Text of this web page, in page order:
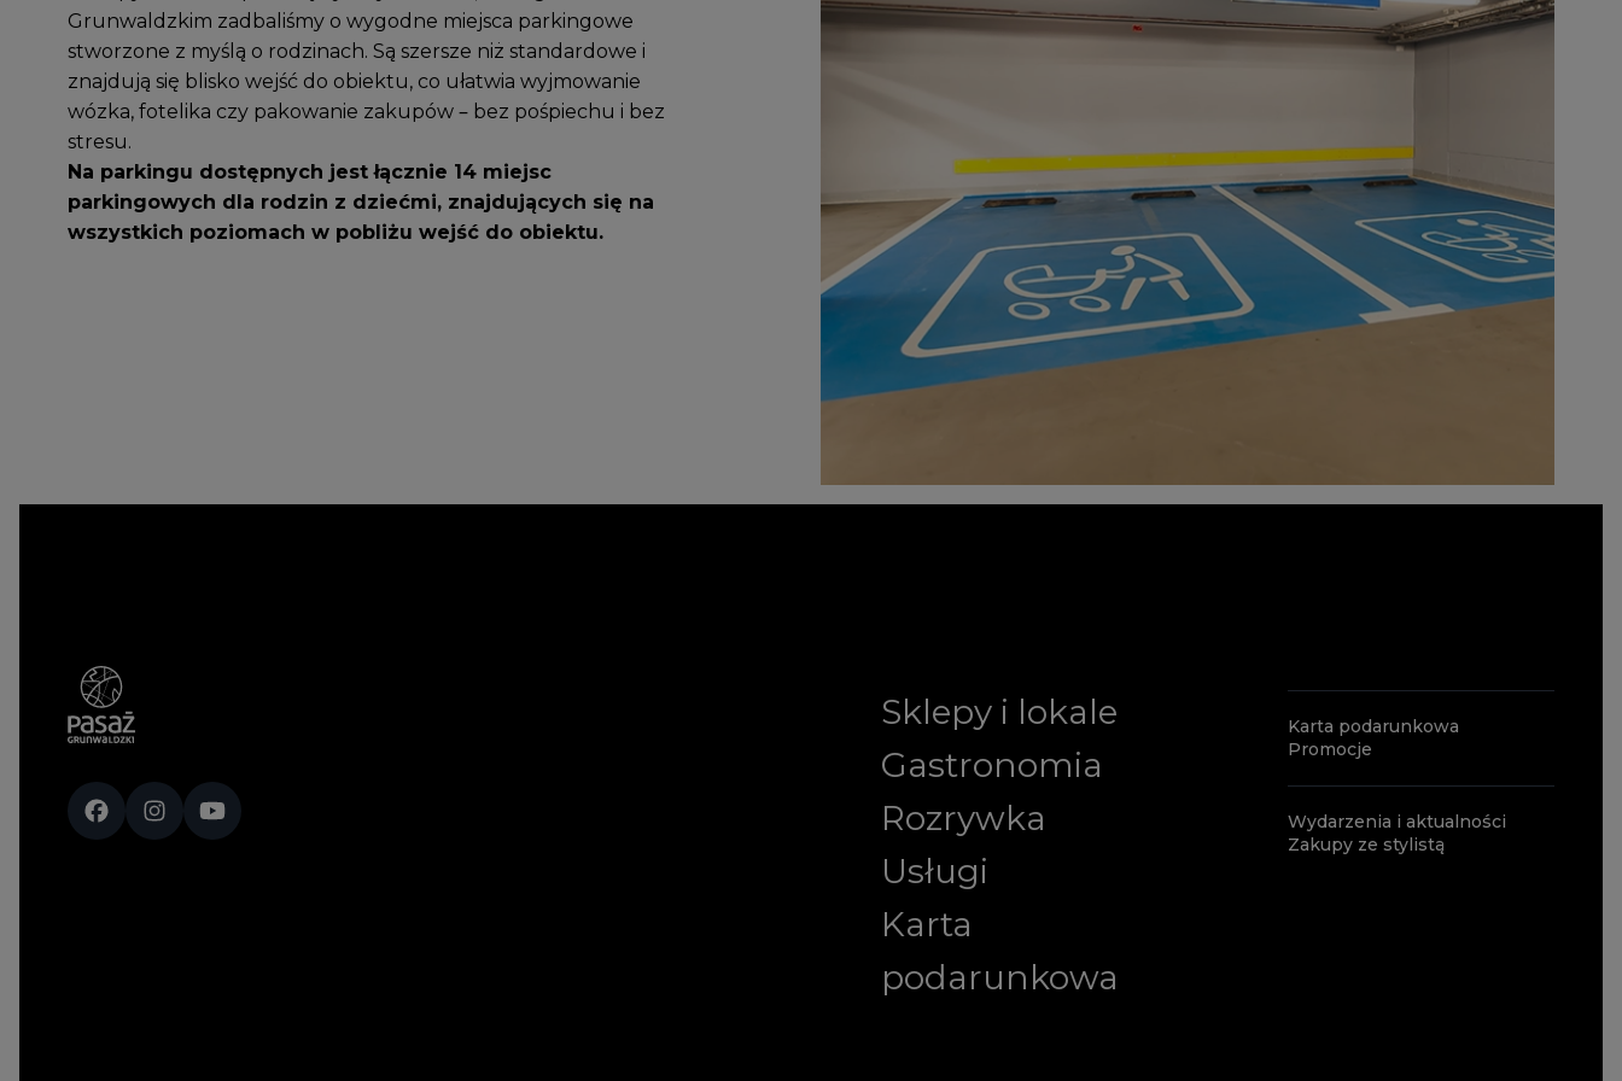
Grunwaldzkim zadbaliśmy o wygodne miejsca parkingowe
stworzone z myślą o rodzinach. Są szersze niż standardowe i
znajdują się blisko wejść do obiektu, co ułatwia wyjmowanie
wózka, fotelika czy pakowanie zakupów – bez pośpiechu i bez
stresu.
Na parkingu dostępnych jest łącznie 14 miejsc
parkingowych dla rodzin z dziećmi, znajdujących się na
wszystkich poziomach w pobliżu wejść do obiektu.
Sklepy i lokale
Gastronomia
Rozrywka
Usługi
Karta
podarunkowa
Karta podarunkowa
Promocje
Wydarzenia i aktualności
Zakupy ze stylistą